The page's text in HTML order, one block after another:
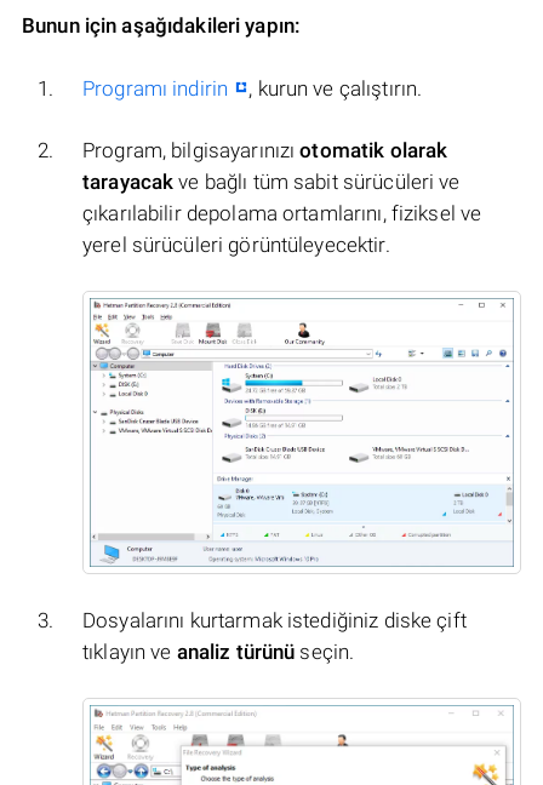
Bunun için aşağıdakileri yapın:
Programı indirin , kurun ve çalıştırın.
Program, bilgisayarınızıotomatik olarak
tarayacak ve bağlı tüm sabit sürücüleri ve
çıkarılabilir depolama ortamlarını, fiziksel ve
yerel sürücüleri görüntüleyecektir.
Dosyalarını kurtarmak istediğiniz diske çift
tıklayın ve analiz türünü seçin.